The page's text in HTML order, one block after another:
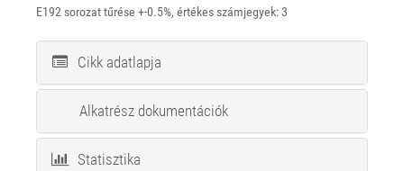
E192 sorozat tűrése +-0.5%, értékes számjegyek: 3
Cikk adatlapja
Alkatrész dokumentációk
Statisztika